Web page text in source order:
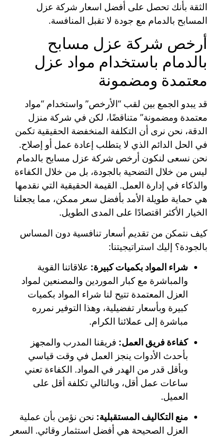
الثقة بأنك تحصل على أفضل اسعار شركة عزل
المسابح بالدمام مع جودة لا تقبل المنافسة.
أرخص شركة عزل مسابح
بالدمام باستخدام مواد عزل
معتمدة ومضمونة
قد يبدو الجمع بين لقب “الأرخص” واستخدام “مواد
معتمدة ومضمونة” متناقضًا، لكن في شركة منزل
الدقة، نحن نرى أن التكلفة المنخفضة الحقيقية تكمن
في الحل الدائم الذي لا يتطلب إعادة عمل أو إصلاح.
نحن نسعى لنكون أرخص شركة عزل مسابح بالدمام
ليس من خلال التضحية بالجودة، بل من خلال الكفاءة
والذكاء في إدارة العمل. القيمة الحقيقية التي نقدمها
هي حماية طويلة الأمد بأفضل سعر ممكن، مما يجعلنا
الخيار الأكثر اقتصادًا على المدى الطويل.
كيف نتمكن من تقديم أسعار تنافسية دون المساس
بالجودة؟ إليك استراتيجيتنا:
شراء المواد بكميات كبيرة: علاقاتنا القوية
والمباشرة مع كبار الموردين والمصنعين لمواد
العزل المعتمدة تتيح لنا شراء المواد بكميات
كبيرة وبأسعار تفضيلية، وهذا التوفير نمرره
مباشرة إلى عملائنا الكرام.
كفاءة فريق العمل: فريقنا المدرب والمجهز
بأحدث الأدوات ينجز العمل في وقت قياسي
وبأقل قدر من الهدر في المواد. الكفاءة تعني
ساعات عمل أقل، وبالتالي تكلفة أقل على
العميل.
منع التكاليف المستقبلية: نحن نؤمن بأن عملية
العزل الصحيحة هي أفضل استثمار وقائي. السعر